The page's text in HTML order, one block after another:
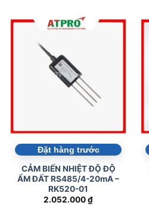
Đặt hàng trước
CẢM BIẾN NHIỆT ĐỘ ĐỘ
ẨM ĐẤT RS485/4-20mA –
RK520-01
2.052.000₫